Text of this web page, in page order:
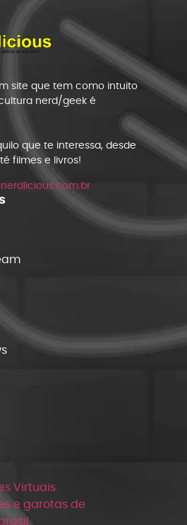
site que tem como intuito
nerd/geek é
que te interessa, desde
filmes e livros!
Virtuais
e garotas de